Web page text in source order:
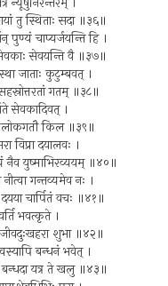
तु स्थिताः सदा ॥३६॥
पुण्यं चाप्यर्जयन्ति हि ।
सेवयन्ति वै ॥३७॥
जाताः कुटुम्बवत् ।
गतम् ॥३८॥
सेवकादिवत् ।
परलोकगतौ किल ॥३९॥
विप्रा दयालवः ।
नैव युष्माभिरव्ययम् ॥४०॥
नीत्वा गन्तव्यमेव नः ।
चार्पितं वचः ॥४१॥
भवत्कृते ।
जीवदुःखहरा शुभा ॥४२॥
बन्धनं भवेत् ।
बन्धदा यत्र ते खलु ॥४३॥